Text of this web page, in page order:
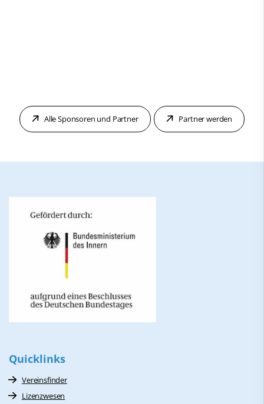
Alle Sponsoren und Partner Partner werden
Quicklinks
Vereinsfinder
Lizenzwesen